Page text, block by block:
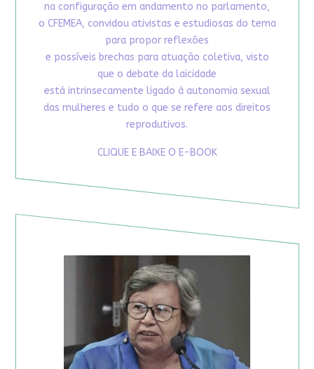
na configuração em andamento no parlamento,
o CFEMEA, convidou ativistas e estudiosas do tema
para propor reflexões
e possíveis brechas para atuação coletiva, visto
que o debate da laicidade
está intrinsecamente ligado à autonomia sexual
das mulheres e tudo o que se refere aos direitos
reprodutivos.
CLIQUE E BAIXE O E-BOOK